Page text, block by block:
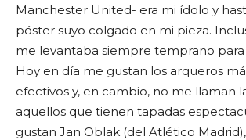
Manchester United- era mi ídolo y
póster suyo colgado en mi pieza.
me levantaba siempre temprano para
Hoy en día me gustan los arqueros
efectivos y, en cambio, no me llaman
aquellos que tienen tapadas
gustan Jan Oblak (del Atlético